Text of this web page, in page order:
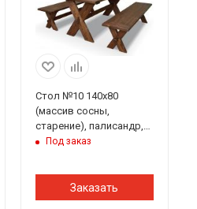
Стол №10 140х80
(массив сосны,
старение), палисандр,
ИРБПод заказ
Заказать